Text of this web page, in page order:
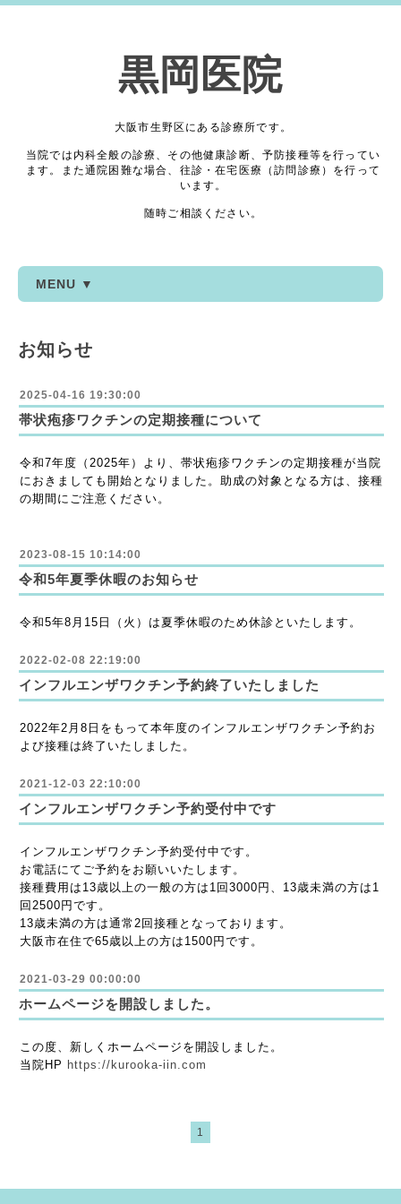
黒岡医院
大阪市生野区にある診療所です。
当院では内科全般の診療、その他健康診断、予防接種等を行ってい
ます。また通院困難な場合、往診・在宅医療（訪問診療）を行って
います。
随時ご相談ください。
MENU ▼
お知らせ
2025-04-16 19:30:00
帯状疱疹ワクチンの定期接種について
令和7年度（2025年）より、帯状疱疹ワクチンの定期接種が当院
におきましても開始となりました。助成の対象となる方は、接種
の期間にご注意ください。
2023-08-15 10:14:00
令和5年夏季休暇のお知らせ
令和5年8月15日（火）は夏季休暇のため休診といたします。
2022-02-08 22:19:00
インフルエンザワクチン予約終了いたしました
2022年2月8日をもって本年度のインフルエンザワクチン予約お
よび接種は終了いたしました。
2021-12-03 22:10:00
インフルエンザワクチン予約受付中です
インフルエンザワクチン予約受付中です。
お電話にてご予約をお願いいたします。
接種費用は13歳以上の一般の方は1回3000円、13歳未満の方は1
回2500円です。
13歳未満の方は通常2回接種となっております。
大阪市在住で65歳以上の方は1500円です。
2021-03-29 00:00:00
ホームページを開設しました。
この度、新しくホームページを開設しました。
当院HP https://kurooka-iin.com
1